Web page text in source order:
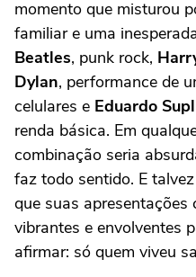
momento que misturou
familiar e uma
Beatles, punk rock,
Dylan, performance de
celulares e Eduardo
renda básica. Em
combinação seria
faz todo sentido. E
que suas
vibrantes e envolventes
afirmar: só quem viveu